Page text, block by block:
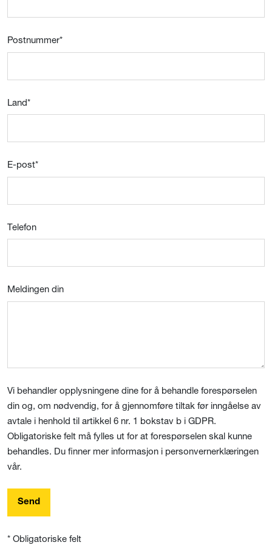
Postnummer*
Land*
E-post*
Telefon
Meldingen din
Vi behandler opplysningene dine for å behandle forespørselen
din og, om nødvendig, for å gjennomføre tiltak før inngåelse av
avtale i henhold til artikkel 6 nr. 1 bokstav b i GDPR.
Obligatoriske felt må fylles ut for at forespørselen skal kunne
behandles. Du finner mer informasjon i personvernerklæringen
vår.
Send
* Obligatoriske felt